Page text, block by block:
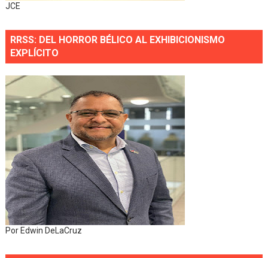
JCE
RRSS: DEL HORROR BÉLICO AL EXHIBICIONISMO
EXPLÍCITO
Por Edwin DeLaCruz